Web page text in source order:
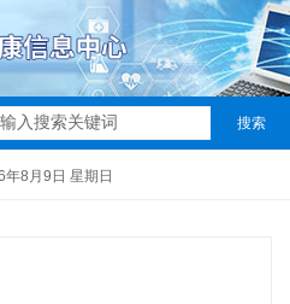
搜索
8月9日 星期日